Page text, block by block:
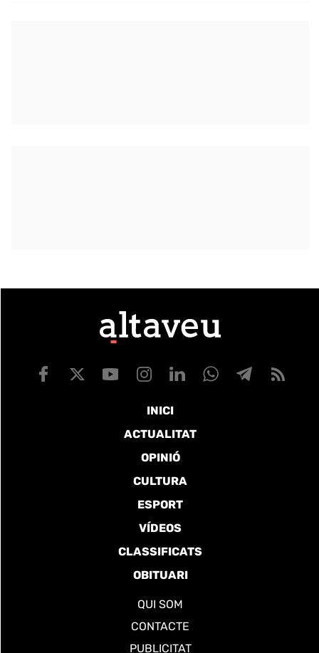
INICI
ACTUALITAT
OPINIÓ
CULTURA
ESPORT
VÍDEOS
CLASSIFICATS
OBITUARI
QUI SOM
CONTACTE
PUBLICITAT